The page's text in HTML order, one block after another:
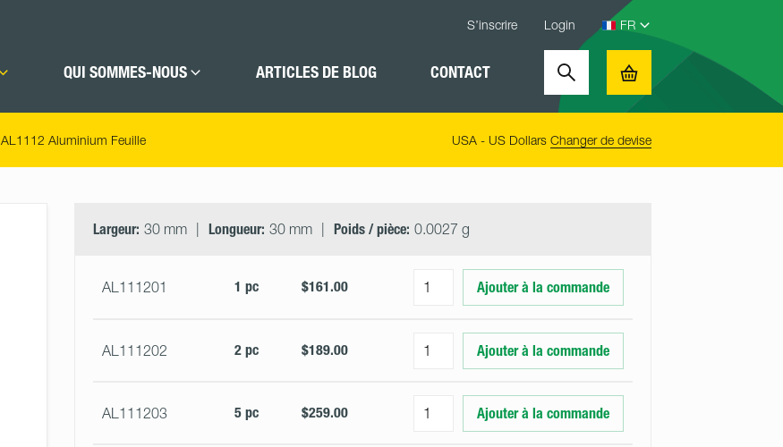
S’inscrire Login
QUI SOMMES-NOUS ARTICLES DE BLOG CONTACT Search Basket
AL1112 Aluminium Feuille USA - US Dollars Changer de devise
QuantityLargeur: 30 mm Longueur: 30 mm Poids / pièce: 0.0027 g
AL111201 1 pc $161.00 Ajouter à la commande
AL111202 2 pc $189.00 Ajouter à la commande
AL111203 5 pc $259.00 Ajouter à la commande